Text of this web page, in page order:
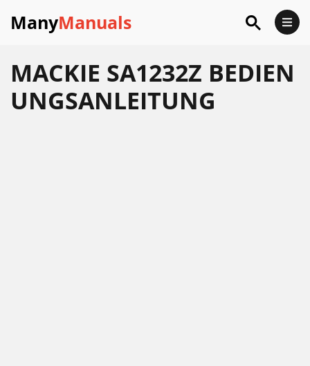
ManyManuals
MACKIE SA1232Z BEDIEN
UNGSANLEITUNG